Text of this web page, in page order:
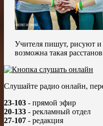
Учителя пишут, рисуют
возможна такая
Слушайте радио онлайн,
23-103 - прямой эфир
20-133 - рекламный отдел
27-107 - редакция